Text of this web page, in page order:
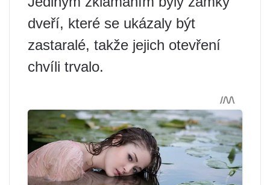
dveří, které se ukázaly být
zastaralé, takže jejich otevření
chvíli trvalo.